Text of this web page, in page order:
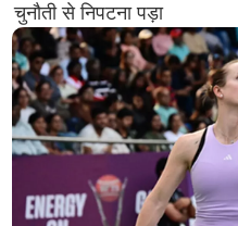
चुनौती से निपटना पड़ा